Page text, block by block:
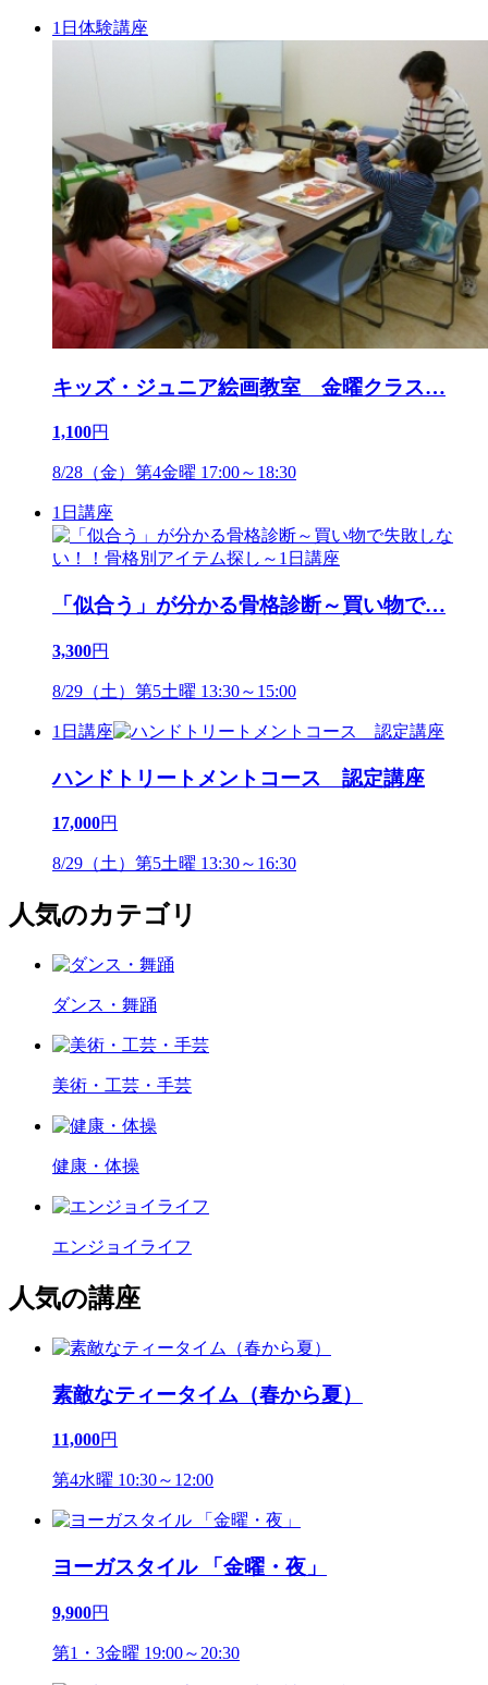
1日体験講座
キッズ・ジュニア絵画教室 金曜クラス…
1,100円
8/28（金）第4金曜 17:00～18:30
1日講座
「似合う」が分かる骨格診断～買い物で…
3,300円
8/29（土）第5土曜 13:30～15:00
1日講座
ハンドトリートメントコース 認定講座
17,000円
8/29（土）第5土曜 13:30～16:30
人気のカテゴリ
ダンス・舞踊
美術・工芸・手芸
健康・体操
エンジョイライフ
人気の講座
素敵なティータイム（春から夏）
11,000円
第4水曜 10:30～12:00
ヨーガスタイル 「金曜・夜」
9,900円
第1・3金曜 19:00～20:30